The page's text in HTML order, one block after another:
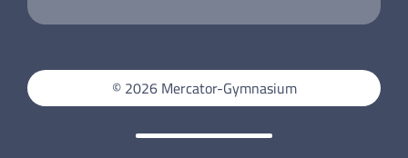
Un week-end à Paris
Mercator-Mathematiker*innen erfolgreich!
MINT-freundliche Auszeichnung 2025!
© 2026 Mercator-Gymnasium